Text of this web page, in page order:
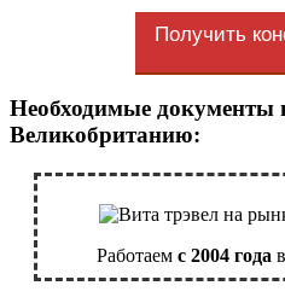
Получить
Необходимые документы
Великобританию:
Работаем с 2004 года